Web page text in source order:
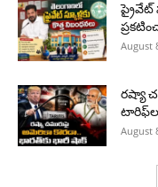
ప్రైవేట్
August
రష్యా
August